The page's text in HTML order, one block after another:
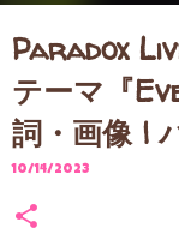
Paradox
テーマ『
詞・画像 |
10/14/2023